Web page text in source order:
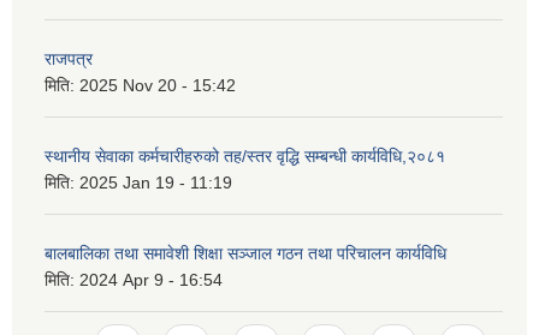
राजपत्र
मिति: 2025 Nov 20 - 15:42
स्थानीय सेवाका कर्मचारीहरुको तह/स्तर वृद्धि सम्बन्धी कार्यविधि,२०८१
मिति: 2025 Jan 19 - 11:19
बालबालिका तथा समावेशी शिक्षा सञ्जाल गठन तथा परिचालन कार्यविधि
मिति: 2024 Apr 9 - 16:54